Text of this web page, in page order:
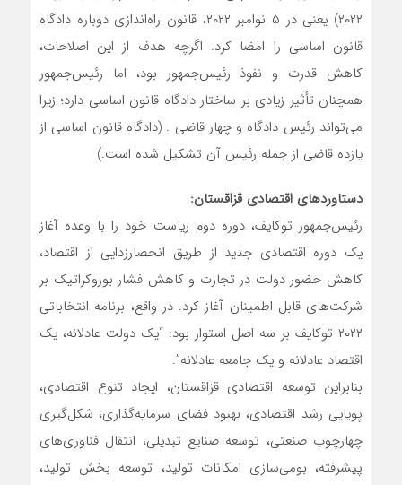
۲۰۲۲) یعنی در ۵ نوامبر ۲۰۲۲، قانون راه‌اندازی دوباره دادگاه
قانون اساسی را امضا کرد. اگرچه هدف از این اصلاحات،
کاهش قدرت و نفوذ رئیس‌جمهور بود، اما رئیس‌جمهور
همچنان تأثیر زیادی بر ساختار دادگاه قانون اساسی دارد؛ زیرا
می‌تواند رئیس دادگاه و چهار قاضی . (دادگاه قانون اساسی از
یازده قاضی از جمله رئیس آن تشکیل شده است.)
دستاوردهای اقتصادی قزاقستان:
رئیس‌جمهور توکایف، دوره دوم ریاست خود را با وعده‌ آغاز
یک دوره اقتصادی جدید از طریق انحصارزدایی از اقتصاد،
کاهش حضور دولت در تجارت و کاهش فشار بوروکراتیک بر
شرکت‌های قابل اطمینان آغاز کرد. در واقع، برنامه انتخاباتی
۲۰۲۲ توکایف بر سه اصل استوار بود: “یک دولت عادلانه، یک
اقتصاد عادلانه و یک جامعه عادلانه”.
بنابراین توسعه اقتصادی قزاقستان، ایجاد تنوع اقتصادی،
پویایی رشد اقتصادی، بهبود فضای سرمایه‌گذاری، شکل‌گیری
چهارچوب صنعتی، توسعه صنایع تبدیلی، انتقال فناوری‌های
پیشرفته، بومی‌سازی امکانات تولید، توسعه بخش تولید،